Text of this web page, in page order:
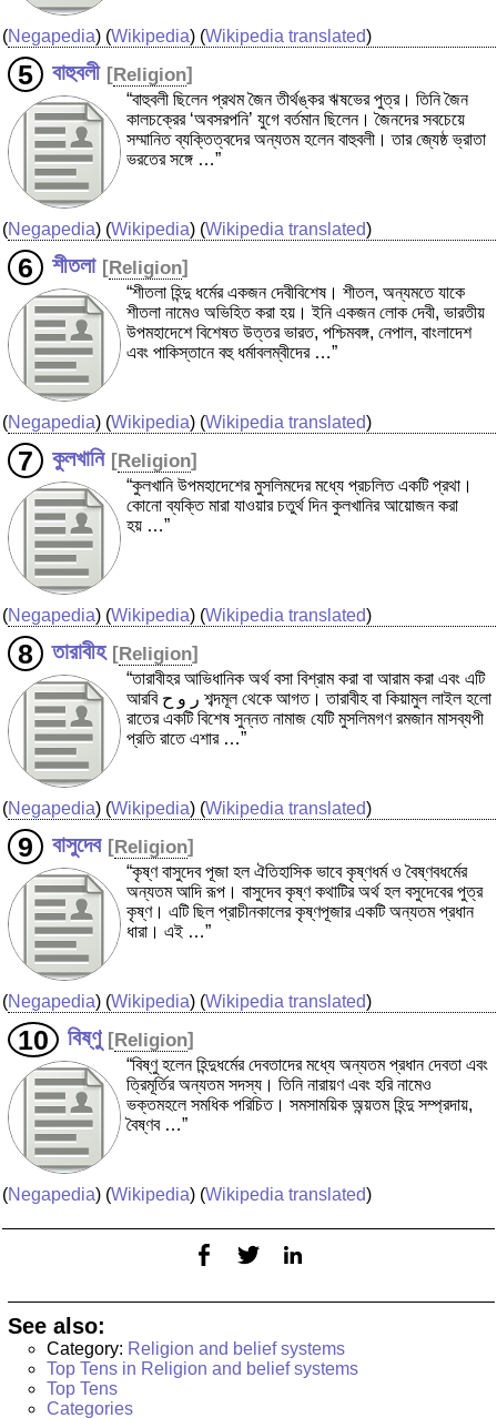
(Negapedia) (Wikipedia) (Wikipedia translated)
বাহুবলী [Religion]
“বাহুবলী ছিলেন প্রথম জৈন তীর্থঙ্কর ঋষভের পুত্র। তিনি জৈন
কালচক্রের ‘অবসরপনি’ যুগে বর্তমান ছিলেন। জৈনদের সবচেয়ে
সম্মানিত ব্যক্তিত্বদের অন্যতম হলেন বাহুবলী। তার জ্যেষ্ঠ ভ্রাতা
ভরতের সঙ্গে …”
(Negapedia) (Wikipedia) (Wikipedia translated)
শীতলা [Religion]
“শীতলা হিন্দু ধর্মের একজন দেবীবিশেষ। শীতল, অন্যমতে যাকে
শীতলা নামেও অভিহিত করা হয়। ইনি একজন লোক দেবী, ভারতীয়
উপমহাদেশে বিশেষত উত্তর ভারত, পশ্চিমবঙ্গ, নেপাল, বাংলাদেশ
এবং পাকিস্তানে বহু ধর্মাবলম্বীদের …”
(Negapedia) (Wikipedia) (Wikipedia translated)
কুলখানি [Religion]
“কুলখানি উপমহাদেশের মুসলিমদের মধ্যে প্রচলিত একটি প্রথা।
কোনো ব্যক্তি মারা যাওয়ার চতুর্থ দিন কুলখানির আয়োজন করা
হয় …”
(Negapedia) (Wikipedia) (Wikipedia translated)
তারাবীহ [Religion]
“তারাবীহর আভিধানিক অর্থ বসা বিশ্রাম করা বা আরাম করা এবং এটি
আরবি ر و ح শব্দমূল থেকে আগত। তারাবীহ বা কিয়ামুল লাইল হলো
রাতের একটি বিশেষ সুন্নত নামাজ যেটি মুসলিমগণ রমজান মাসব্যপী
প্রতি রাতে এশার …”
(Negapedia) (Wikipedia) (Wikipedia translated)
বাসুদেব [Religion]
“কৃষ্ণ বাসুদেব পূজা হল ঐতিহাসিক ভাবে কৃষ্ণধর্ম ও বৈষ্ণবধর্মের
অন্যতম আদি রূপ। বাসুদেব কৃষ্ণ কথাটির অর্থ হল বসুদেবের পুত্র
কৃষ্ণ। এটি ছিল প্রাচীনকালের কৃষ্ণপূজার একটি অন্যতম প্রধান
ধারা। এই …”
(Negapedia) (Wikipedia) (Wikipedia translated)
বিষ্ণু [Religion]
“বিষ্ণু হলেন হিন্দুধর্মের দেবতাদের মধ্যে অন্যতম প্রধান দেবতা এবং
ত্রিমূর্তির অন্যতম সদস্য। তিনি নারায়ণ এবং হরি নামেও
ভক্তমহলে সমধিক পরিচিত। সমসাময়িক অন্য়তম হিন্দু সম্প্রদায়,
বৈষ্ণব …”
(Negapedia) (Wikipedia) (Wikipedia translated)
See also:
Category: Religion and belief systems
Top Tens in Religion and belief systems
Top Tens
Categories